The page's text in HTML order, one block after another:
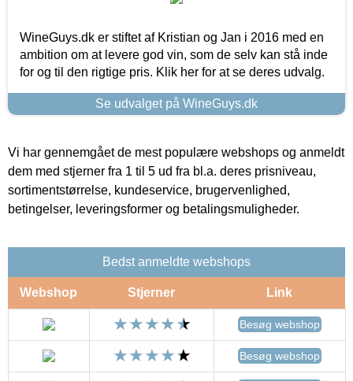
WineGuys.dk er stiftet af Kristian og Jan i 2016 med en
ambition om at levere god vin, som de selv kan stå inde
for og til den rigtige pris. Klik her for at se deres udvalg.
Se udvalget på WineGuys.dk
Vi har gennemgået de mest populære webshops og anmeldt
dem med stjerner fra 1 til 5 ud fra bl.a. deres prisniveau,
sortimentstørrelse, kundeservice, brugervenlighed,
betingelser, leveringsformer og betalingsmuligheder.
Bedst anmeldte webshops
Webshop Stjerner Link
Besøg webshop
Besøg webshop